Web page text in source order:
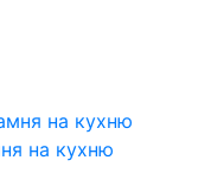
на кухню